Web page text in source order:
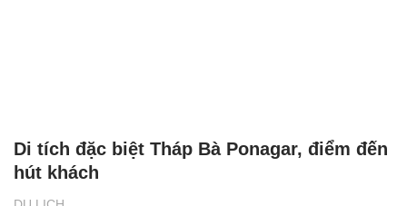
Di tích đặc biệt Tháp Bà Ponagar, điểm đến
hút khách